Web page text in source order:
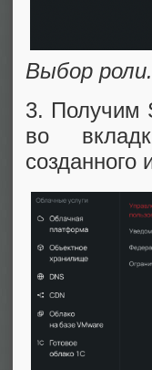
Выбор роли.
3. Получим
во
созданного